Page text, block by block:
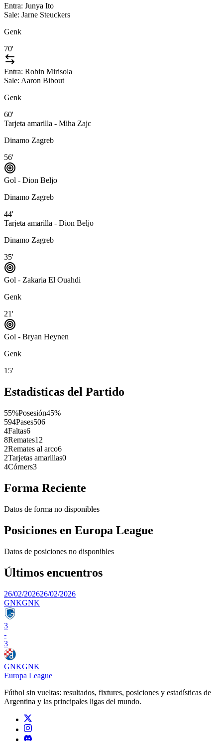
Entra: Junya Ito
Sale: Jarne Steuckers
Genk
70'
Entra: Robin Mirisola
Sale: Aaron Bibout
Genk
60'
Tarjeta amarilla - Miha Zajc
Dinamo Zagreb
56'
Gol - Dion Beljo
Dinamo Zagreb
44'
Tarjeta amarilla - Dion Beljo
Dinamo Zagreb
35'
Gol - Zakaria El Ouahdi
Genk
21'
Gol - Bryan Heynen
Genk
15'
Estadísticas del Partido
55%Posesión45%
594Pases506
4Faltas6
8Remates12
2Remates al arco6
2Tarjetas amarillas0
4Córners3
Forma Reciente
Datos de forma no disponibles
Posiciones en Europa League
Datos de posiciones no disponibles
Últimos encuentros
26/02/202626/02/2026
GNKGNK
3
-
3
GNKGNK
Europa League
Fútbol sin vueltas: resultados, fixtures, posiciones y estadísticas de
Argentina y las principales ligas del mundo.